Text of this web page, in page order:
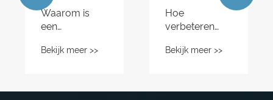
Waarom is
een
centrifugaalventilator
zware
Bekijk meer >>
Hoe
verbeteren
van het type A
logistieke
Bekijk meer >>